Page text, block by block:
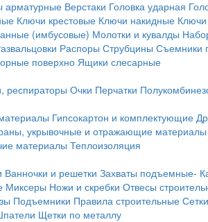
арматурные Верстаки Головка ударная
Ключи крестовые Ключи накидные
(имбусовые) Молотки и кувалды
Распоры Струбцины Съемники
поверхно Ящики слесарные
респираторы Очки Перчатки
Гипсокартон и комплектующие
укрывочные и отражающие материалы
материалы Теплоизоляция
Ванночки и решетки Захваты подъемные-
Миксеры Ножи и скребки Отвесы
Подъемники Правила строительные
Щетки по металлу